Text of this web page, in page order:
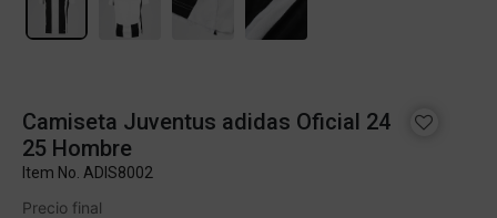
Camiseta Juventus adidas Oficial 24
25 Hombre
Item No. ADIS8002
Precio final